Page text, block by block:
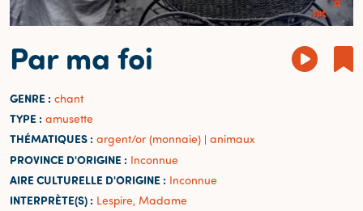
Par ma foi
GENRE : chant
TYPE : amusette
THÉMATIQUES : argent/or (monnaie) | animaux
PROVINCE D'ORIGINE : Inconnue
AIRE CULTURELLE D'ORIGINE : Inconnue
INTERPRÈTE(S) : Lespire, Madame